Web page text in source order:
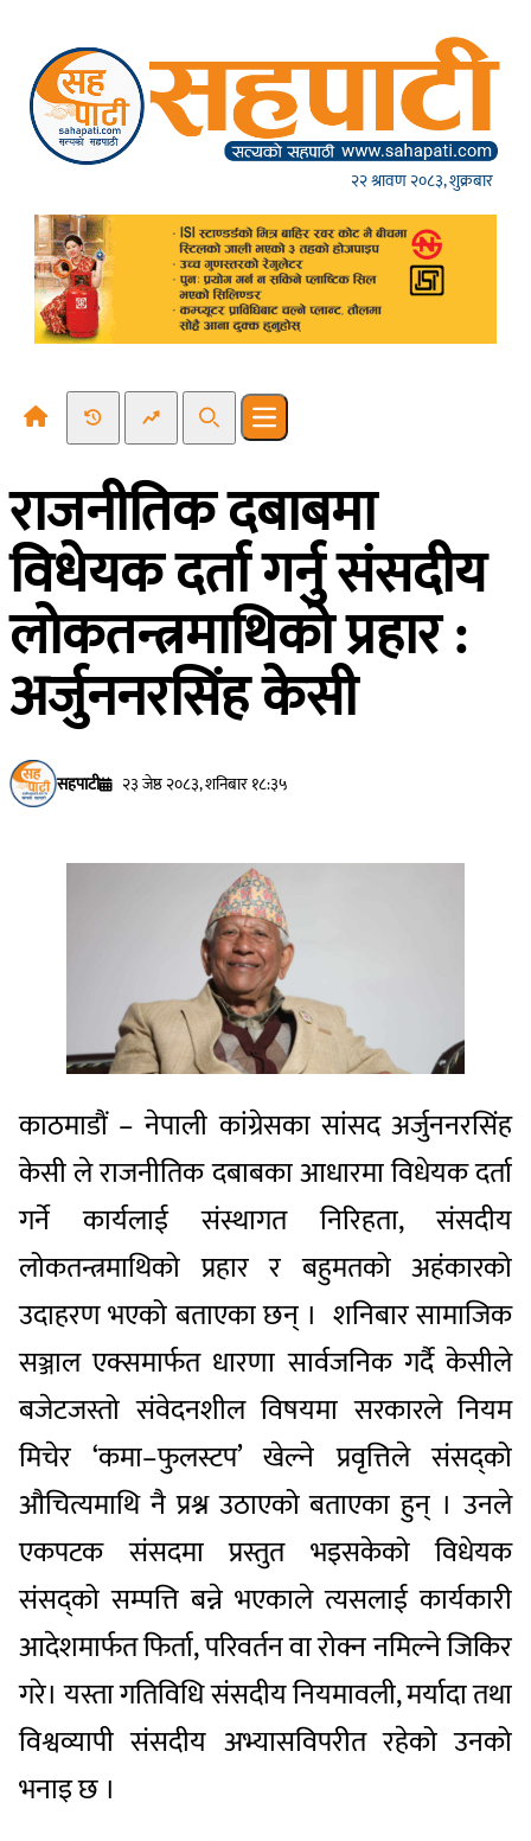
२२ श्रावण २०८३, शुक्रबार
Recent NewsTrending News
SearchOpen main menu
राजनीतिक दबाबमा
विधेयक दर्ता गर्नु संसदीय
लोकतन्त्रमाथिको प्रहार :
अर्जुननरसिंह केसी
सहपाटी २३ जेष्ठ २०८३, शनिबार १८:३५
काठमाडौं – नेपाली कांग्रेसका सांसद अर्जुननरसिंह
केसी ले राजनीतिक दबाबका आधारमा विधेयक दर्ता
गर्ने कार्यलाई संस्थागत निरिहता, संसदीय
लोकतन्त्रमाथिको प्रहार र बहुमतको अहंकारको
उदाहरण भएको बताएका छन् । शनिबार सामाजिक
सञ्जाल एक्समार्फत धारणा सार्वजनिक गर्दै केसीले
बजेटजस्तो संवेदनशील विषयमा सरकारले नियम
मिचेर ‘कमा–फुलस्टप’ खेल्ने प्रवृत्तिले संसद्को
औचित्यमाथि नै प्रश्न उठाएको बताएका हुन् । उनले
एकपटक संसदमा प्रस्तुत भइसकेको विधेयक
संसद्को सम्पत्ति बन्ने भएकाले त्यसलाई कार्यकारी
आदेशमार्फत फिर्ता, परिवर्तन वा रोक्न नमिल्ने जिकिर
गरे। यस्ता गतिविधि संसदीय नियमावली, मर्यादा तथा
विश्वव्यापी संसदीय अभ्यासविपरीत रहेको उनको
भनाइ छ ।